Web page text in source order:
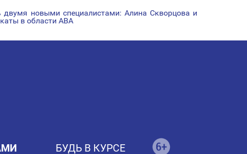
новыми специалистами: Алина Скворцова и
в области АВА
БУДЬ В КУРСЕ